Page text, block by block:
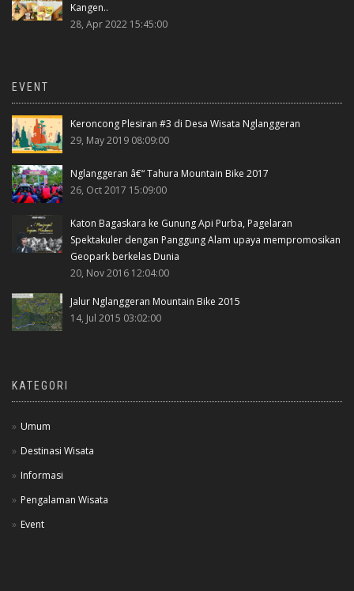
Kangen..
28, Apr 2022 15:45:00
EVENT
Keroncong Plesiran #3 di Desa Wisata Nglanggeran
29, May 2019 08:09:00
Nglanggeran â€“ Tahura Mountain Bike 2017
26, Oct 2017 15:09:00
Katon Bagaskara ke Gunung Api Purba, Pagelaran
Spektakuler dengan Panggung Alam upaya mempromosikan
Geopark berkelas Dunia
20, Nov 2016 12:04:00
Jalur Nglanggeran Mountain Bike 2015
14, Jul 2015 03:02:00
KATEGORI
Umum
Destinasi Wisata
Informasi
Pengalaman Wisata
Event